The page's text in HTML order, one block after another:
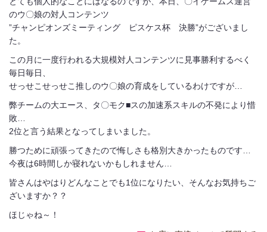
のウ〇娘の対人コンテンツ
”チャンピオンズミーティング ピスケス杯 決勝”がございまし
た。
この月に一度行われる大規模対人コンテンツに見事勝利するべく
毎日毎日、
せっせこせっせこ推しのウ〇娘の育成をしているわけですが…
弊チームの大エース、タ〇モク■スの加速系スキルの不発により惜
敗…
2位と言う結果となってしまいました。
勝つために頑張ってきたので悔しさも格別大きかったものです…
今夜は6時間しか寝れないかもしれません…
皆さんはやはりどんなことでも1位になりたい、そんなお気持ちご
ざいますか？？
ほじゃね～！